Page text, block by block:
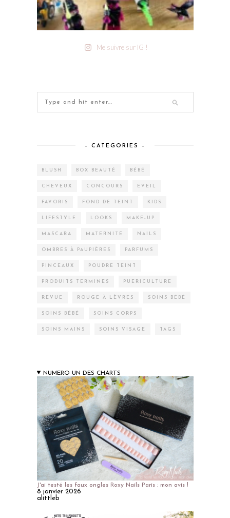
Me suivre sur IG !
– CATEGORIES –
BLUSH BOX BEAUTÉ BÉBÉ
CHEVEUX CONCOURS EVEIL
FAVORIS FOND DE TEINT KIDS
LIFESTYLE LOOKS MAKE-UP
MASCARA MATERNITÉ NAILS
OMBRES À PAUPIÈRES PARFUMS
PINCEAUX POUDRE TEINT
PRODUITS TERMINÉS PUÉRICULTURE
REVUE ROUGE À LÈVRES SOINS BÉBÉ
SOINS BÉBÉ SOINS CORPS
SOINS MAINS SOINS VISAGE TAGS
NUMERO UN DES CHARTS
J'ai testé les faux ongles Roxy Nails Paris : mon avis !
8 janvier 2026
alittleb